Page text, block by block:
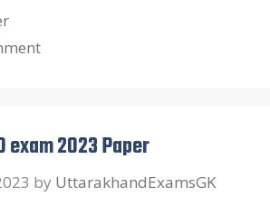
exam 2023 Paper
by UttarakhandExamsGK